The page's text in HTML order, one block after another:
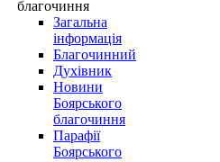
благочиння
Загальна
інформація
Благочинний
Духівник
Новини
Боярського
благочиння
Парафії
Боярського